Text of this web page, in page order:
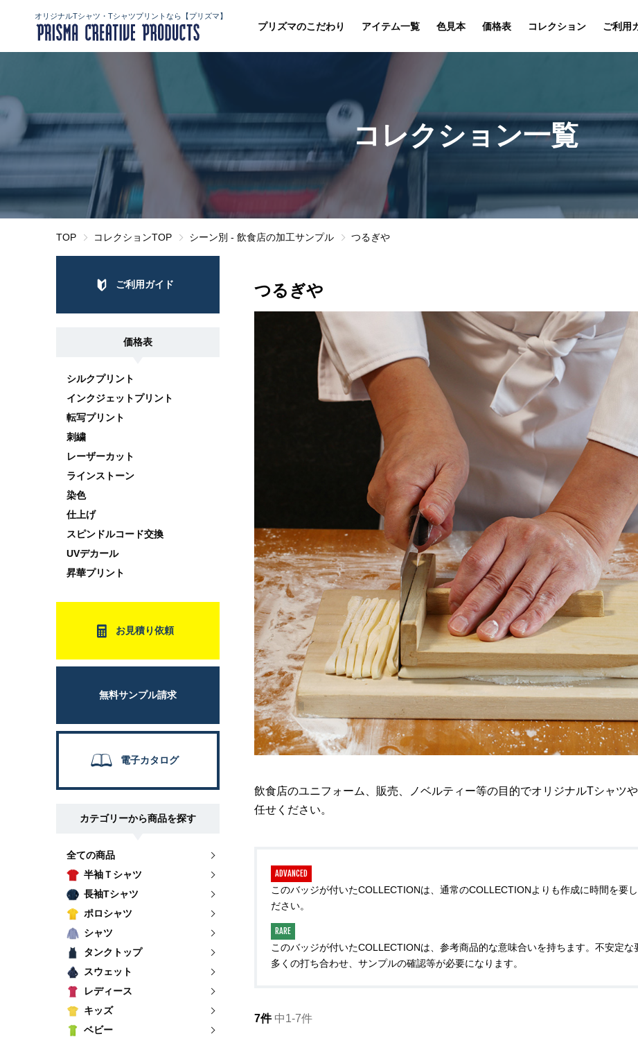
オリジナルTシャツ・Tシャツプリントなら【プリズマ】
プリズマのこだわり アイテム一覧 色見本 価格表 コレクション ご利用
コレクション一覧
TOP コレクションTOP シーン別 - 飲食店の加工サンプル つるぎや
ご利用ガイド
価格表
シルクプリント
インクジェットプリント
転写プリント
刺繍
レーザーカット
ラインストーン
染色
仕上げ
スピンドルコード交換
UVデカール
昇華プリント
お見積り依頼
無料サンプル請求
電子カタログ
カテゴリーから商品を探す
全ての商品
半袖Ｔシャツ
長袖Tシャツ
ポロシャツ
シャツ
タンクトップ
スウェット
レディース
キッズ
ベビー
つるぎや
飲食店のユニフォーム、販売、ノベルティー等の目的でオリジナルTシャツ
任せください。
ADVANCED
このバッジが付いたCOLLECTIONは、通常のCOLLECTIONよりも作成に時間を要
ださい。
RARE
このバッジが付いたCOLLECTIONは、参考商品的な意味合いを持ちます。不安定
多くの打ち合わせ、サンプルの確認等が必要になります。
7件 中1-7件